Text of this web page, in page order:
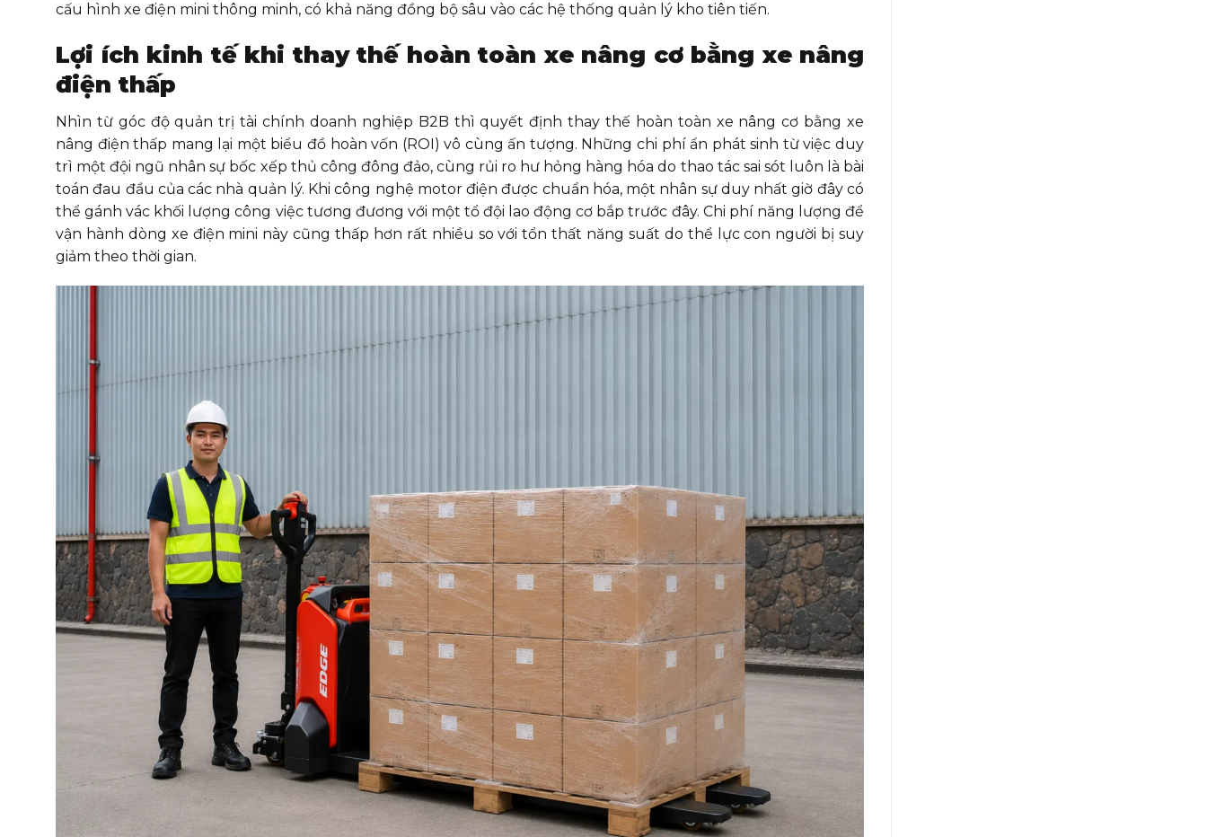
cấu hình xe điện mini thông minh, có khả năng đồng bộ sâu vào các hệ thống quản lý kho tiên tiến.
Lợi ích kinh tế khi thay thế hoàn toàn xe nâng cơ bằng xe nâng
điện thấp
Nhìn từ góc độ quản trị tài chính doanh nghiệp B2B thì quyết định thay thế hoàn toàn xe nâng cơ bằng xe
nâng điện thấp mang lại một biểu đồ hoàn vốn (ROI) vô cùng ấn tượng. Những chi phí ẩn phát sinh từ việc duy
trì một đội ngũ nhân sự bốc xếp thủ công đông đảo, cùng rủi ro hư hỏng hàng hóa do thao tác sai sót luôn là bài
toán đau đầu của các nhà quản lý. Khi công nghệ motor điện được chuẩn hóa, một nhân sự duy nhất giờ đây có
thể gánh vác khối lượng công việc tương đương với một tổ đội lao động cơ bắp trước đây. Chi phí năng lượng để
vận hành dòng xe điện mini này cũng thấp hơn rất nhiều so với tổn thất năng suất do thể lực con người bị suy
giảm theo thời gian.